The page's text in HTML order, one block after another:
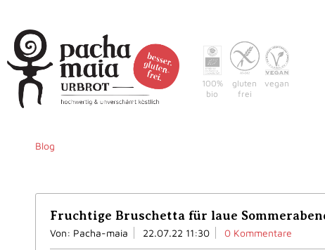
100%
bio
gluten
frei
vegan
Home Warum pacha-
Blog
Fruchtige Bruschetta für laue
Von: Pacha-maia 22.07.22 11:30 0 Kommentare